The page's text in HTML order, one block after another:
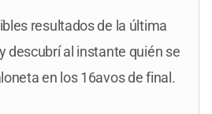
resultados de la última
descubrí al instante quién se
en los 16avos de final.